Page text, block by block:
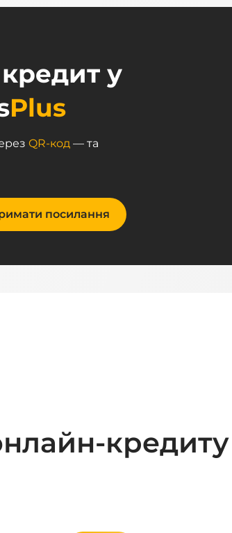
у
Plus
QR-код — та
посилання